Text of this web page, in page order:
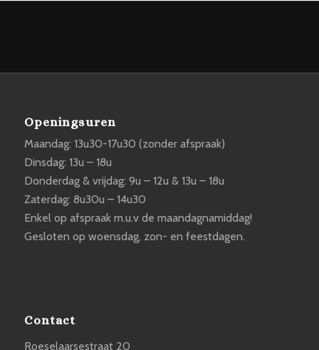
Openingsuren
Maandag: 13u30-17u30 (zonder afspraak)
Dinsdag: 13u – 18u
Donderdag & vrijdag: 9u – 12u & 13u – 18u
Zaterdag: 8u30u – 14u30
Enkel op afspraak m.u.v de maandagnamiddag!
Gesloten op woensdag, zon- en feestdagen.
Contact
Roeselaarsestraat 20